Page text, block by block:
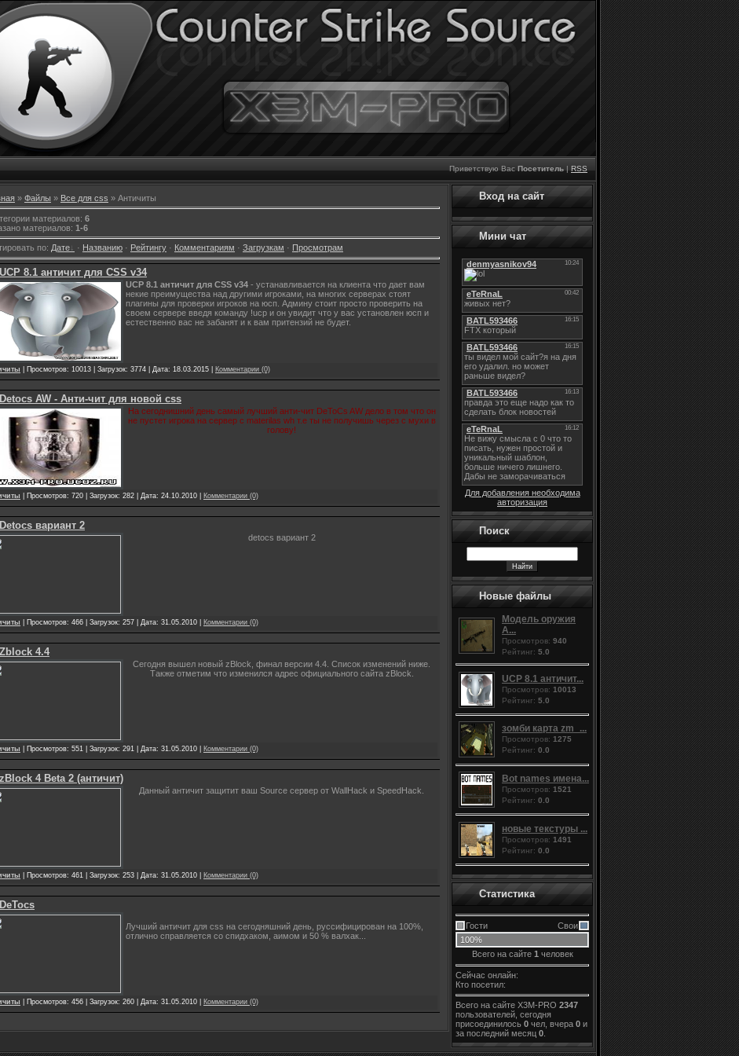
Приветствую Вас Посетитель | RSS
» Файлы » Все для css » Античиты
материалов: 6
материалов: 1-6
по: Дате · Названию · Рейтингу · Комментариям · Загрузкам · Просмотрам
UCP 8.1 античит для CSS v34
UCP 8.1 античит для CSS v34 - устанавливается на клиента что дает вам
некие преимущества над другими игроками, на многих серверах стоят
плагины для проверки игроков на юсп. Админу стоит просто проверить на
своем сервере введя команду !ucp и он увидит что у вас установлен юсп и
естественно вас не забанят и к вам притензий не будет.
| Просмотров: 10013 | Загрузок: 3774 | Дата: 18.03.2015 | Комментарии (0)
Detocs AW - Анти-чит для новой css
На сегоднишний день самый лучший анти-чит DeToCs AW дело в том что он
не пустет игрока на сервер с materilas wh т.е ты не получишь через с мухи в
голову!
| Просмотров: 720 | Загрузок: 282 | Дата: 24.10.2010 | Комментарии (0)
Detocs вариант 2
detocs вариант 2
| Просмотров: 466 | Загрузок: 257 | Дата: 31.05.2010 | Комментарии (0)
Zblock 4.4
Сегодня вышел новый zBlock, финал версии 4.4. Список изменений ниже.
Также отметим что изменился адрес официального сайта zBlock.
| Просмотров: 551 | Загрузок: 291 | Дата: 31.05.2010 | Комментарии (0)
zBlock 4 Beta 2 (античит)
Данный античит защитит ваш Source сервер от WallHack и SpeedHack.
| Просмотров: 461 | Загрузок: 253 | Дата: 31.05.2010 | Комментарии (0)
DeTocs
Лучший античит для css на сегодняшний день, руссифицирован на 100%,
отлично справляется со спидхаком, аимом и 50 % валхак...
| Просмотров: 456 | Загрузок: 260 | Дата: 31.05.2010 | Комментарии (0)
Вход на сайт
Мини чат
Для добавления необходима
авторизация
Поиск
Новые файлы
Модель оружия
A...
Просмотров: 940
Рейтинг: 5.0
UCP 8.1 античит...
Просмотров: 10013
Рейтинг: 5.0
зомби карта zm_...
Просмотров: 1275
Рейтинг: 0.0
Bot names имена...
Просмотров: 1521
Рейтинг: 0.0
новые текстуры ...
Просмотров: 1491
Рейтинг: 0.0
Статистика
Гости
Свои
100%
Всего на сайте 1 человек
Сейчас онлайн:
Кто посетил:
Всего на сайте X3M-PRO 2347
пользователей, сегодня
присоединилось 0 чел, вчера 0 и
за последний месяц 0